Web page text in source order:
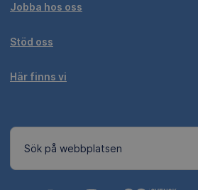
Jobba hos oss
Stöd oss
Här finns vi
Sök på webbplatsen